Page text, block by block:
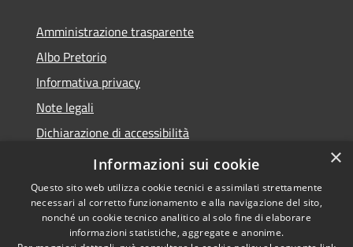
Amministrazione trasparente
Albo Pretorio
Informativa privacy
Note legali
Dichiarazione di accessibilità
Piano di miglioramento del sito
Copyright © 2026 • Comune di
×
Informazioni sui cookie
Questo sito web utilizza cookie tecnici e assimilati strettamente
necessari al corretto funzionamento e alla navigazione del sito,
nonché un cookie tecnico analitico al solo fine di elaborare
informazioni statistiche, aggregate e anonime.